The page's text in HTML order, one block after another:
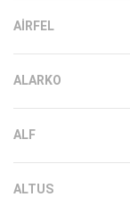
AIRFEL
ALARKO
ALF
ALTUS